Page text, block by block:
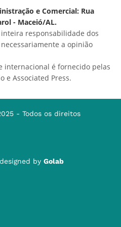
e Comercial: Rua
- Maceió/AL.
responsabilidade dos
a opinião
internacional é fornecido pelas
e Associated Press.
- Todos os direitos
by Golab